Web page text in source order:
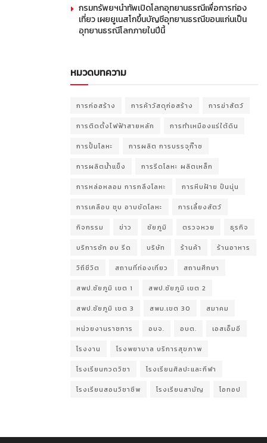
กรมทรัพยฯนำทัพเปิดโลกอุทยานธรณีเพื่อการท่อง
เที่ยว เผยยูเนสโกขึ้นบัญชีอุทยานธรณีขอนแก่นเป็น
อุทยานธรณีโลกภายในปีนี้
หมวดบทความ
การก่อสร้าง การค้าวัสดุก่อสร้าง การฆ่าสัตว์
การติดตั้งไฟฟ้าสายหลัก การทำเหมืองแร่ใต้ดิน
การปั้มโลหะ การผลิต การบรรจุก๊าซ
การผลิตน้ำแข็ง การรีดโลหะ ผลิตเหล็ก
การหล่อหลอม การกลึงโลหะ การหีบฝ้าย ปั่นนุ่น
การเคลือบ ชุบ อาบขัดโลหะ การเลี้ยงสัตว์
กิจกรรม ข่าว ชัยภูมิ ตรวจหวย ธุรกิจ
บริการซัก อบ รีด บริษัท ร้านค้า ร้านอาหาร
วิถีชีวิต สถานที่ท่องเที่ยว สถานศึกษา
สพป.ชัยภูมิ เขต 1 สพป.ชัยภูมิ เขต 2
สพป.ชัยภูมิ เขต 3 สพม.เขต 30 สมาคม
หน่วยงานราชการ อบจ. อบต. เอสเอ็มอี
โรงงาน โรงพยาบาล บริการสุขภาพ
โรงเรียนกวดวิชา โรงเรียนศิลปะและกีฬา
โรงเรียนสอนวิชาชีพ โรงเรียนสามัญ โอทอป